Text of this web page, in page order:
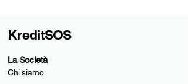
La Società
Chi siamo
KreditSOS